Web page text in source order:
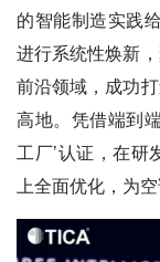
的智能制造实践
进行系统性焕新
前沿领域，成功
高地。凭借端到
工厂’认证，在
上全面优化，为